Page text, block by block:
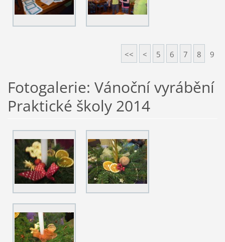
<< < 5 6 7 8 9
Fotogalerie: Vánoční vyrábění
Praktické školy 2014